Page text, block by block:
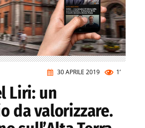
30 APRILE 2019 1’
Liri: un
da valorizzare.